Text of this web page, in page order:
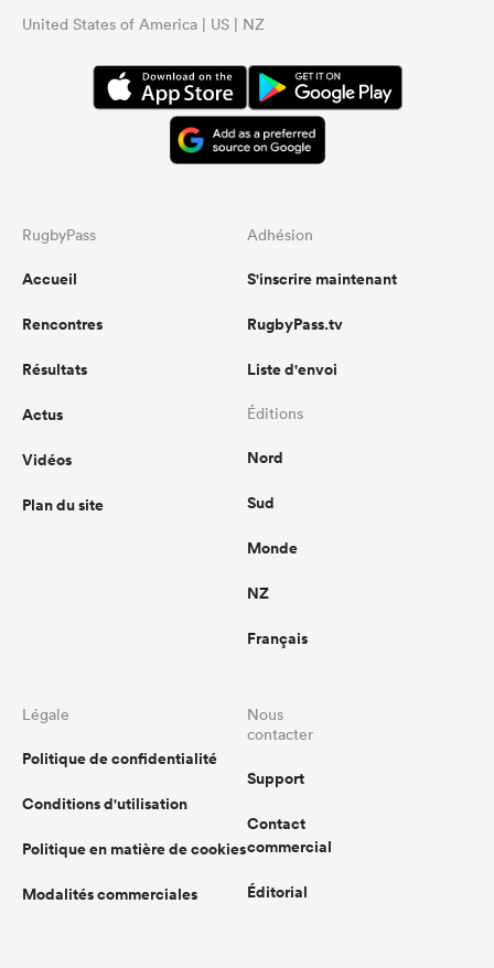
United States of America | US | NZ
RugbyPass
Accueil
Rencontres
Résultats
Actus
Vidéos
Plan du site
Adhésion
S'inscrire maintenant
RugbyPass.tv
Liste d'envoi
Éditions
Nord
Sud
Monde
NZ
Français
Légale
Politique de confidentialité
Conditions d'utilisation
Politique en matière de cookies
Modalités commerciales
Nous
contacter
Support
Contact
commercial
Éditorial